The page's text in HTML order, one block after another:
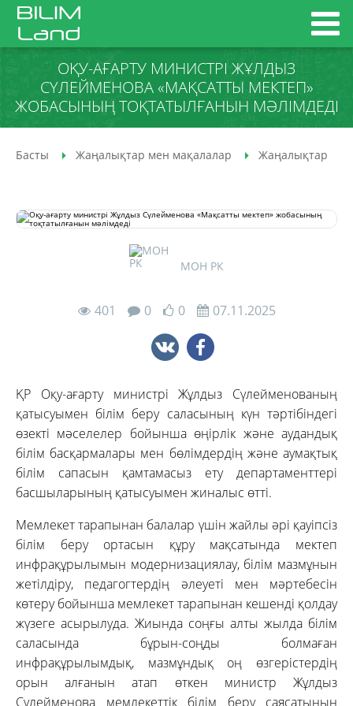
ОҚУ-АҒАРТУ МИНИСТРІ ЖҰЛДЫЗ
СҮЛЕЙМЕНОВА «МАҚСАТТЫ МЕКТЕП»
ЖОБАСЫНЫҢ ТОҚТАТЫЛҒАНЫН МӘЛІМДЕДІ
Басты Жаңалықтар мен мақалалар Жаңалықтар
МОН РК
401 0 0 07.11.2025
ҚР Оқу-ағарту министрі Жұлдыз Сүлейменованың
қатысуымен білім беру саласының күн тәртібіндегі
өзекті мәселелер бойынша өңірлік және аудандық
білім басқармалары мен бөлімдердің және аумақтық
білім сапасын қамтамасыз ету департаменттері
басшыларының қатысуымен жиналыс өтті.
Мемлекет тарапынан балалар үшін жайлы әрі қауіпсіз
білім беру ортасын құру мақсатында мектеп
инфрақұрылымын модернизациялау, білім мазмұнын
жетілдіру, педагогтердің әлеуеті мен мәртебесін
көтеру бойынша мемлекет тарапынан кешенді қолдау
жүзеге асырылуда. Жиында соңғы алты жылда білім
саласында бұрын-соңды болмаған
инфрақұрылымдық, мазмұндық оң өзгерістердің
орын алғанын атап өткен министр Жұлдыз
Сүлейменова мемлекеттік білім беру саясатының